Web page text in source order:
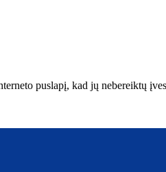
puslapį, kad jų nebereiktų